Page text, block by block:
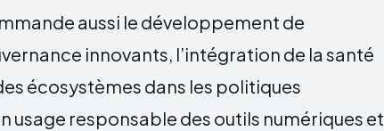
aussi le développement de
innovants, l’intégration de la santé
écosystèmes dans les politiques
usage responsable des outils numériques et